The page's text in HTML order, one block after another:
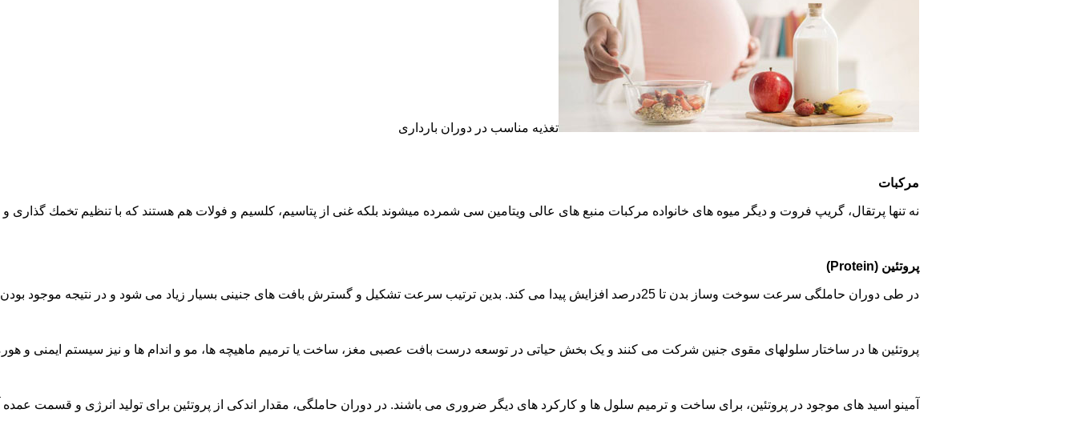
تغذیه مناسب در دوران بارداری
مرکبات
نه تنها پرتقال، گریپ فروت و دیگر میوه های خانواده مرکبات منبع های عالی ویتامین سی شمرده میشوند بلکه غنی از پتاسیم، کلسیم و فولات هم هستند که با تنظیم تخمك
پروتئین (Protein)
در طی دوران حاملگی سرعت سوخت وساز بدن تا 25درصد افزایش پیدا می کند. بدین ترتیب سرعت تشکیل و گسترش بافت های جنینی بسیار زیاد می شود و در نتیجه موجود بودن پروتئین زیاد در رژیم غذایی مادر بعنوان یک جزء ضروری تلقی می گردد.
پروتئین ها در ساختار سلولهای مقوی جنین شرکت می کنند و یک بخش حیاتی در توسعه درست بافت عصبی مغز، ساخت یا ترميم ماهیچه ها، مو و اندام ها و نیز سیستم ایمنی و
آمینو اسید های موجود در پروتئین، برای ساخت و ترميم سلول ها و کارکرد های دیگر ضروری می باشند. در دوران حاملگی، مقدار اندکی از پروتئین برای تولید انرژی و قسمت عمده آن برای استفاده جنین ذخیره می شود. در زمان 6 ماهه آخر حدود 1 كیلوگرم پروتئین به وسیله مادر ذخیره می